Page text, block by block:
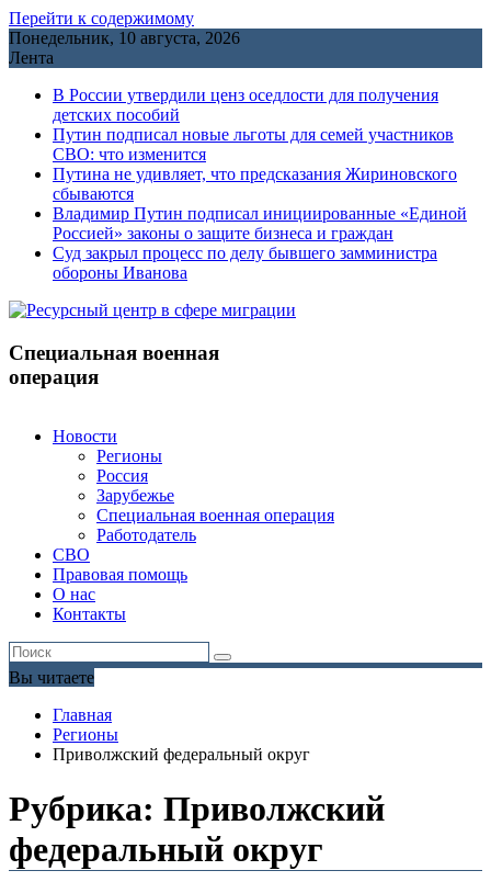
Перейти к содержимому
Понедельник, 10 августа, 2026
Лента
В России утвердили ценз оседлости для получения
детских пособий
Путин подписал новые льготы для семей участников
СВО: что изменится
Путина не удивляет, что предсказания Жириновского
сбываются
Владимир Путин подписал инициированные «Единой
Россией» законы о защите бизнеса и граждан
Cуд закрыл процесс по делу бывшего замминистра
обороны Иванова
Специальная военная
операция
Новости
Регионы
Россия
Зарубежье
Специальная военная операция
Работодатель
СВО
Правовая помощь
О нас
Контакты
Вы читаете
Главная
Регионы
Приволжский федеральный округ
Рубрика: Приволжский
федеральный округ